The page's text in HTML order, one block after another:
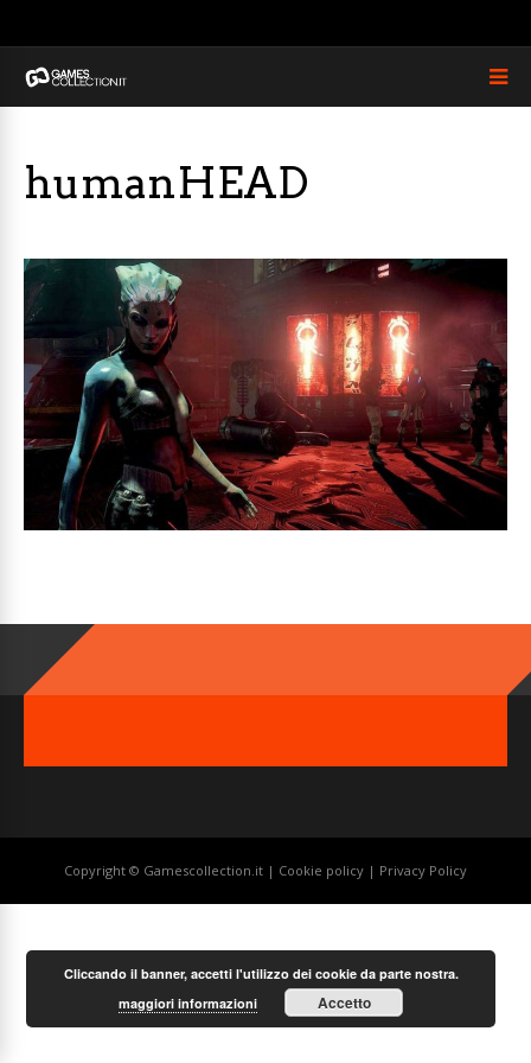
humanHEAD
Copyright © Gamescollection.it | Cookie policy | Privacy Policy
Cliccando il banner, accetti l'utilizzo dei cookie da parte nostra.
maggiori informazioni
Accetto